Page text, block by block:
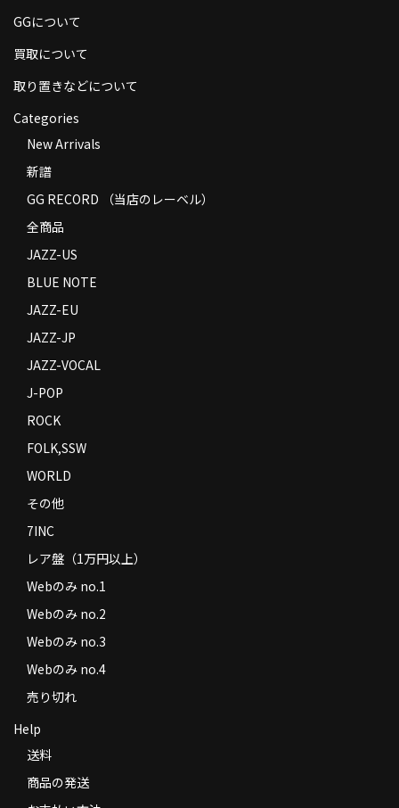
商品の発送
お支払い方法
コンディション
Privacy Policy
Contact
GGについて
買取について
取り置きなどについて
Categories
New Arrivals
新譜
GG RECORD （当店のレーベル）
全商品
JAZZ-US
BLUE NOTE
JAZZ-EU
JAZZ-JP
JAZZ-VOCAL
J-POP
ROCK
FOLK,SSW
WORLD
その他
7INC
レア盤（1万円以上）
Webのみ no.1
Webのみ no.2
Webのみ no.3
Webのみ no.4
売り切れ
Help
送料
商品の発送